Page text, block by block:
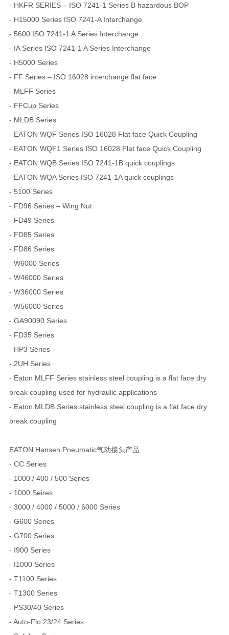
- HKFR SERIES – ISO 7241-1 Series B hazardous BOP
- H15000 Series ISO 7241-A Interchange
- 5600 ISO 7241-1 A Series Interchange
- IA Series ISO 7241-1 A Series Interchange
- H5000 Series
- FF Series – ISO 16028 interchange flat face
- MLFF Series
- FFCup Series
- MLDB Series
- EATON WQF Series ISO 16028 Flat face Quick Coupling
- EATON WQF1 Series ISO 16028 Flat face Quick Coupling
- EATON WQB Series ISO 7241-1B quick couplings
- EATON WQA Series ISO 7241-1A quick couplings
- 5100 Series
- FD96 Series – Wing Nut
- FD49 Series
- FD85 Series
- FD86 Series
- W6000 Series
- W46000 Series
- W36000 Series
- W56000 Series
- GA90090 Series
- FD35 Series
- HP3 Series
- 2UH Series
- Eaton MLFF Series stainless steel coupling is a flat face dry
break coupling used for hydraulic applications
- Eaton MLDB Series stainless steel coupling is a flat face dry
break coupling
EATON Hansen Pneumatic气动接头产品
- CC Series
- 1000 / 400 / 500 Series
- 1000 Seires
- 3000 / 4000 / 5000 / 6000 Series
- G600 Series
- G700 Series
- I900 Series
- I1000 Series
- T1100 Series
- T1300 Series
- PS30/40 Series
- Auto-Flo 23/24 Series